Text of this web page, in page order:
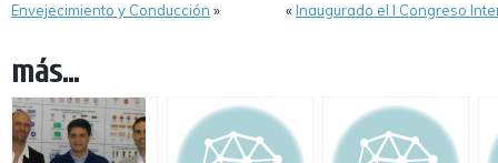
Envejecimiento y Conducción » «Inaugurado el I Congreso
más...